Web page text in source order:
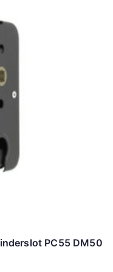
PC55 DM50